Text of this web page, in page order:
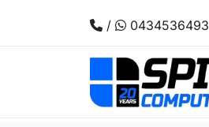
/ 0434536493